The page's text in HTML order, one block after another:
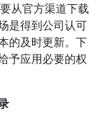
从官方渠道下载
是得到公司认可
的及时更新。下
予应用必要的权